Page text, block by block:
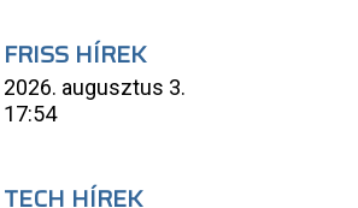
FRISS HÍREK
2026. augusztus 3.
17:54
TECH HÍREK